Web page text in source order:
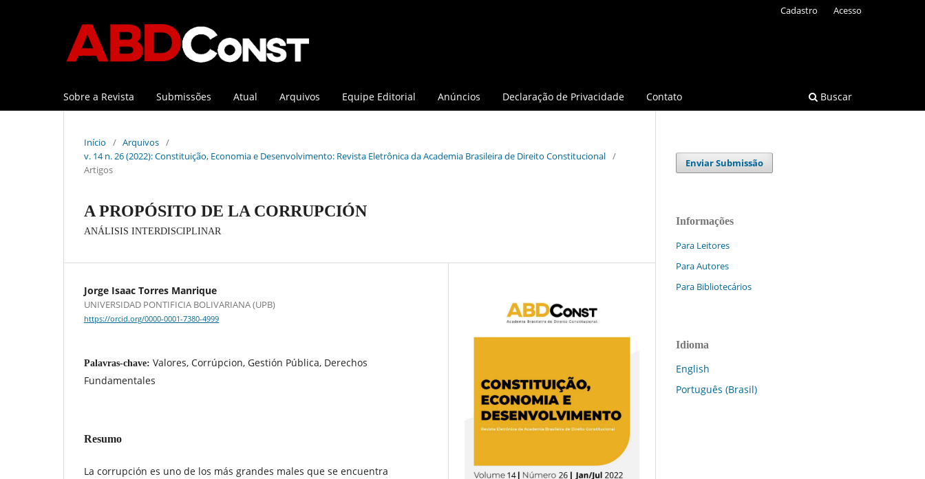
Sobre a Revista Submissões Atual Arquivos Equipe Editorial Anúncios Declaração de Privacidade Contato Buscar
Cadastro Acesso
Início / Arquivos /
v. 14 n. 26 (2022): Constituição, Economia e Desenvolvimento: Revista Eletrônica da Academia Brasileira de Direito Constitucional /
Artigos
A PROPÓSITO DE LA CORRUPCIÓN
ANÁLISIS INTERDISCIPLINAR
Jorge Isaac Torres Manrique
UNIVERSIDAD PONTIFICIA BOLIVARIANA (UPB)
https://orcid.org/0000-0001-7380-4999
Palavras-chave: Valores, Corrúpcion, Gestión Pública, Derechos
Fundamentales
Resumo
La corrupción es uno de los más grandes males que se encuentra
Enviar Submissão
Informações
Para Leitores
Para Autores
Para Bibliotecários
Idioma
English
Português (Brasil)